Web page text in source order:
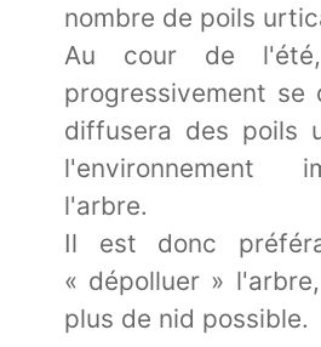
nombre de poils
Au cour de
progressivement se
diffusera des poils
l'environnement
l'arbre.
Il est donc
« dépolluer »
plus de nid possible.